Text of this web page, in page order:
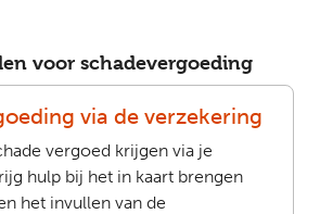
voor schadevergoeding
via de verzekering
vergoed krijgen via je
hulp bij het in kaart brengen
het invullen van de